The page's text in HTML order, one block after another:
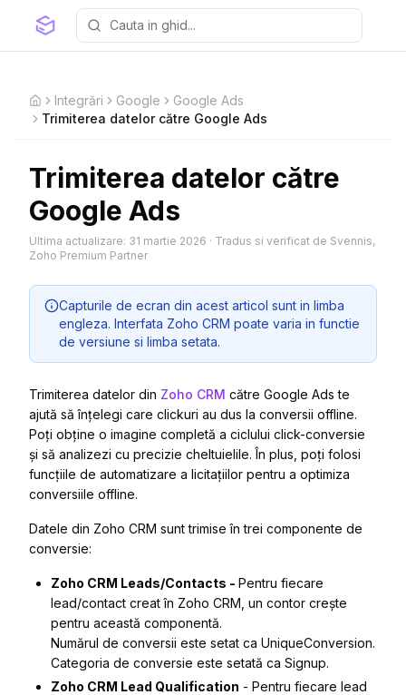
HomeIntegrări Google
Google Ads
Trimiterea datelor către Google Ads
Trimiterea datelor către
Google Ads
Ultima actualizare: 31 martie 2026 · Tradus si verificat de Svennis,
Zoho Premium Partner
Capturile de ecran din acest articol sunt in limba
engleza. Interfata Zoho CRM poate varia in functie
de versiune si limba setata.
Trimiterea datelor din Zoho CRM către Google Ads te
ajută să înțelegi care clickuri au dus la conversii offline.
Poți obține o imagine completă a ciclului click-conversie
și să analizezi cu precizie cheltuielile. În plus, poți folosi
funcțiile de automatizare a licitațiilor pentru a optimiza
conversiile offline.
Datele din Zoho CRM sunt trimise în trei componente de
conversie:
Zoho CRM Leads/Contacts - Pentru fiecare
lead/contact creat în Zoho CRM, un contor crește
pentru această componentă.
Numărul de conversii este setat ca UniqueConversion.
Categoria de conversie este setată ca Signup.
Zoho CRM Lead Qualification - Pentru fiecare lead